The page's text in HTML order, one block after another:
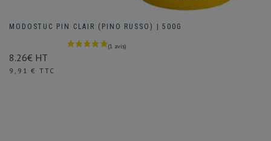
MODOSTUC PIN CLAIR (PINO RUSSO) | 500G
8.26€ HT
Prix
9,91 € TTC